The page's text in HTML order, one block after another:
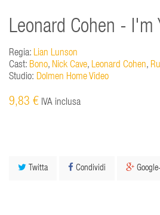
Leonard Cohen - I'm
Regia: Lian Lunson
Cast: Bono, Nick Cave, Leonard Cohen,
Studio: Dolmen Home Video
9,83 € IVA inclusa
Twitta Condividi